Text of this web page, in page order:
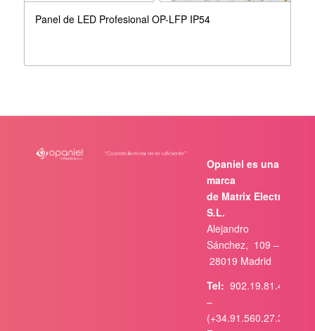
Panel de LED Profesional OP-LFP IP54
Opaniel es una
marca
de Matrix Electrónica,
S.L.
Alejandro
Sánchez, 109 –
28019 Madrid
Tel: 902.19.81.46
–
(+34.91.560.27.37)